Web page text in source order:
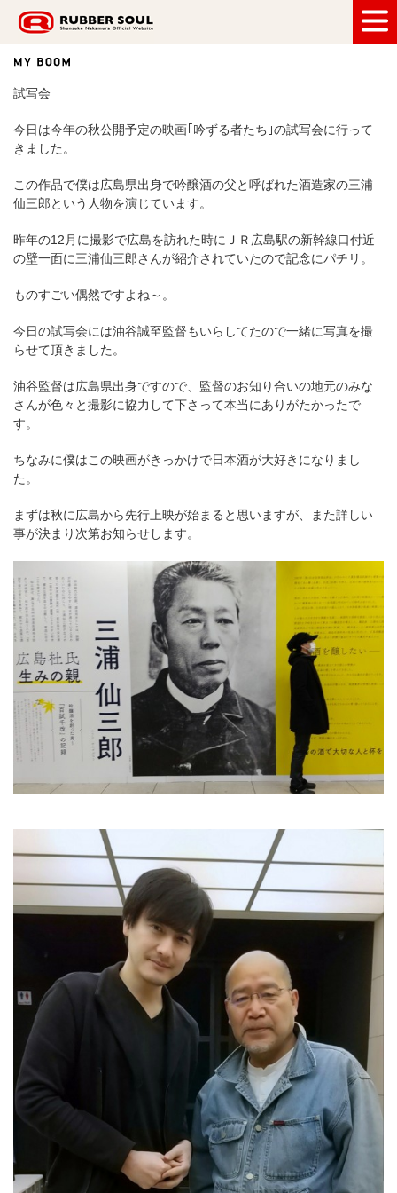
試写会
今日は今年の秋公開予定の映画｢吟ずる者たち｣の試写会に行って
きました。
この作品で僕は広島県出身で吟醸酒の父と呼ばれた酒造家の三浦
仙三郎という人物を演じています。
昨年の12月に撮影で広島を訪れた時にＪＲ広島駅の新幹線口付近
の壁一面に三浦仙三郎さんが紹介されていたので記念にパチリ。
ものすごい偶然ですよね～。
今日の試写会には油谷誠至監督もいらしてたので一緒に写真を撮
らせて頂きました。
油谷監督は広島県出身ですので、監督のお知り合いの地元のみな
さんが色々と撮影に協力して下さって本当にありがたかったで
す。
ちなみに僕はこの映画がきっかけで日本酒が大好きになりまし
た。
まずは秋に広島から先行上映が始まると思いますが、また詳しい
事が決まり次第お知らせします。